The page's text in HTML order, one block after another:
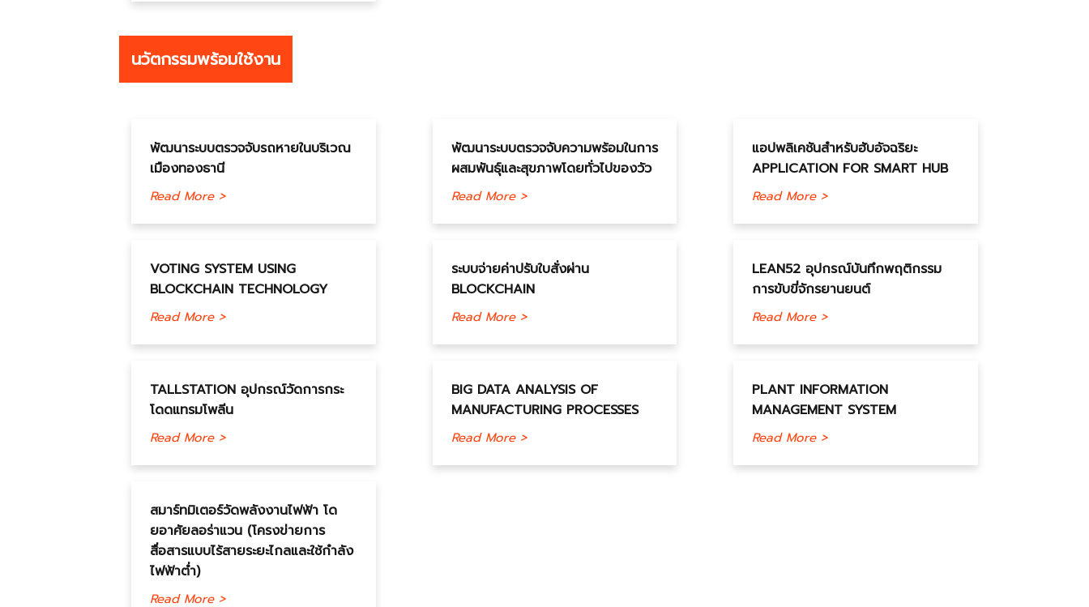
นวัตกรรมพร้อมใช้งาน
พัฒนาระบบตรวจจับรถหายในบริเวณ
เมืองทองธานี
Read More >
พัฒนาระบบตรวจจับความพร้อมในการ
ผสมพันธุ์และสุขภาพโดยทั่วไปของวัว
Read More >
แอปพลิเคชันสำหรับฮับอัจฉริยะ
APPLICATION FOR SMART HUB
Read More >
VOTING SYSTEM USING
BLOCKCHAIN TECHNOLOGY
Read More >
ระบบจ่ายค่าปรับใบสั่งผ่าน
BLOCKCHAIN
Read More >
LEAN52 อุปกรณ์บันทึกพฤติกรรม
การขับขี่จักรยานยนต์
Read More >
TALLSTATION อุปกรณ์วัดการกระ
โดดแทรมโพลีน
Read More >
BIG DATA ANALYSIS OF
MANUFACTURING PROCESSES
Read More >
PLANT INFORMATION
MANAGEMENT SYSTEM
Read More >
สมาร์ทมิเตอร์วัดพลังงานไฟฟ้า โด
ยอาศัยลอร่าแวน (โครงข่ายการ
สื่อสารแบบไร้สายระยะไกลและใช้กำลัง
ไฟฟ้าต่ำ)
Read More >